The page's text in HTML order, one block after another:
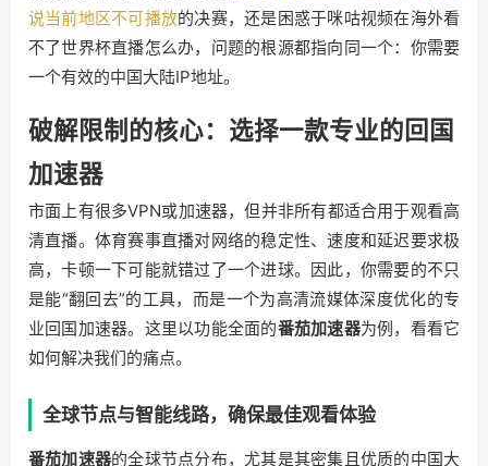
说当前地区不可播放的决赛，还是困惑于咪咕视频在海外看
不了世界杯直播怎么办，问题的根源都指向同一个：你需要
一个有效的中国大陆IP地址。
破解限制的核心：选择一款专业的回国
加速器
市面上有很多VPN或加速器，但并非所有都适合用于观看高
清直播。体育赛事直播对网络的稳定性、速度和延迟要求极
高，卡顿一下可能就错过了一个进球。因此，你需要的不只
是能“翻回去”的工具，而是一个为高清流媒体深度优化的专
业回国加速器。这里以功能全面的番茄加速器为例，看看它
如何解决我们的痛点。
全球节点与智能线路，确保最佳观看体验
番茄加速器的全球节点分布，尤其是其密集且优质的中国大